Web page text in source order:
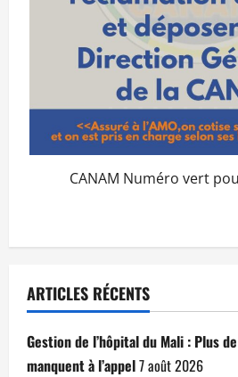
CANAM Numéro vert
ARTICLES RÉCENTS
Gestion de l’hôpital du Mali : Plus
manquent à l’appel7 août 2026